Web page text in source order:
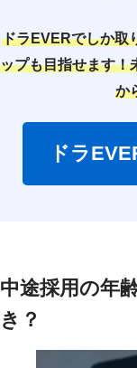
ドラEVERでしか取
ップも目指せます！
か
ドラ
中途採用の年
き？